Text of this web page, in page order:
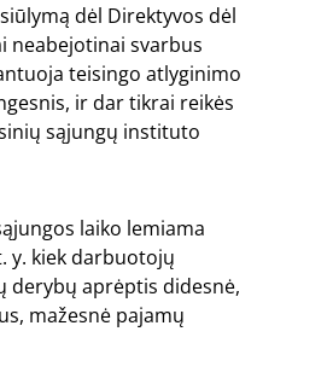
dėl Direktyvos dėl
neabejotinai svarbus
teisingo atlyginimo
ir dar tikrai reikės
sąjungų instituto
laiko lemiama
y. kiek darbuotojų
derybų aprėptis didesnė,
mažesnė pajamų